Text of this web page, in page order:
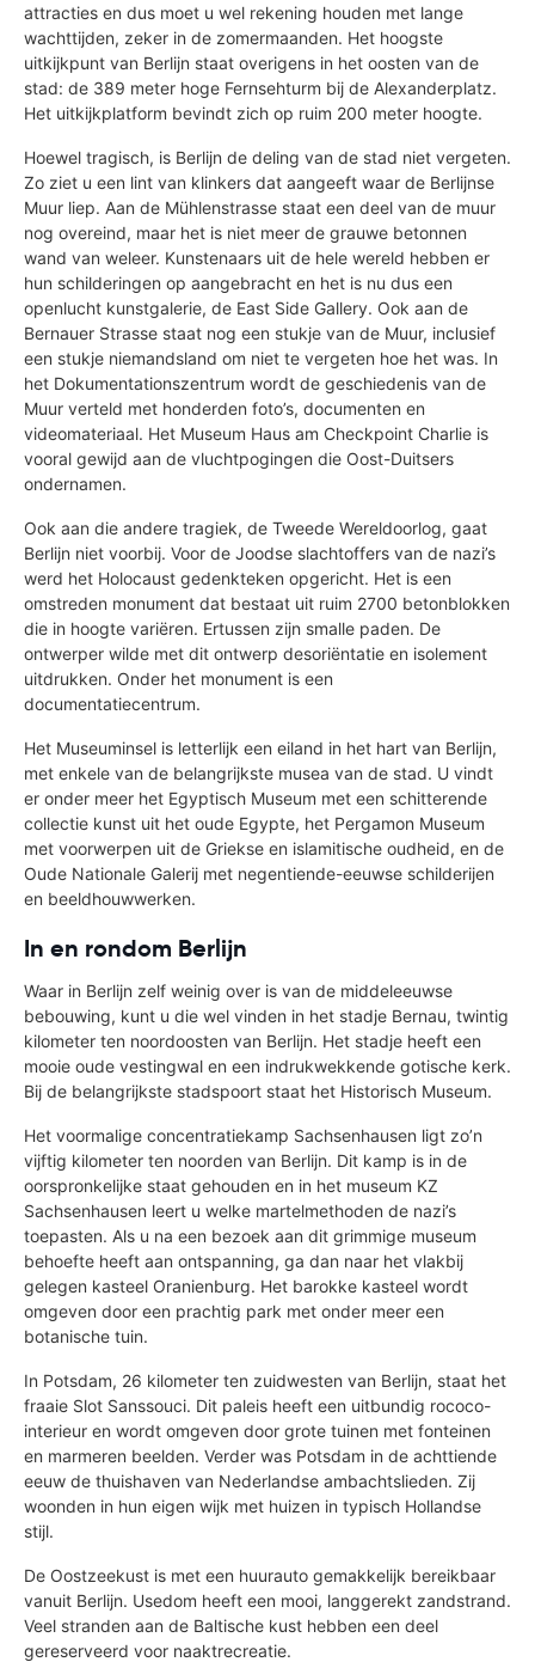
attracties en dus moet u wel rekening houden met lange
wachttijden, zeker in de zomermaanden. Het hoogste
uitkijkpunt van Berlijn staat overigens in het oosten van de
stad: de 389 meter hoge Fernsehturm bij de Alexanderplatz.
Het uitkijkplatform bevindt zich op ruim 200 meter hoogte.
Hoewel tragisch, is Berlijn de deling van de stad niet vergeten.
Zo ziet u een lint van klinkers dat aangeeft waar de Berlijnse
Muur liep. Aan de Mühlenstrasse staat een deel van de muur
nog overeind, maar het is niet meer de grauwe betonnen
wand van weleer. Kunstenaars uit de hele wereld hebben er
hun schilderingen op aangebracht en het is nu dus een
openlucht kunstgalerie, de East Side Gallery. Ook aan de
Bernauer Strasse staat nog een stukje van de Muur, inclusief
een stukje niemandsland om niet te vergeten hoe het was. In
het Dokumentationszentrum wordt de geschiedenis van de
Muur verteld met honderden foto’s, documenten en
videomateriaal. Het Museum Haus am Checkpoint Charlie is
vooral gewijd aan de vluchtpogingen die Oost-Duitsers
ondernamen.
Ook aan die andere tragiek, de Tweede Wereldoorlog, gaat
Berlijn niet voorbij. Voor de Joodse slachtoffers van de nazi’s
werd het Holocaust gedenkteken opgericht. Het is een
omstreden monument dat bestaat uit ruim 2700 betonblokken
die in hoogte variëren. Ertussen zijn smalle paden. De
ontwerper wilde met dit ontwerp desoriëntatie en isolement
uitdrukken. Onder het monument is een
documentatiecentrum.
Het Museuminsel is letterlijk een eiland in het hart van Berlijn,
met enkele van de belangrijkste musea van de stad. U vindt
er onder meer het Egyptisch Museum met een schitterende
collectie kunst uit het oude Egypte, het Pergamon Museum
met voorwerpen uit de Griekse en islamitische oudheid, en de
Oude Nationale Galerij met negentiende-eeuwse schilderijen
en beeldhouwwerken.
In en rondom Berlijn
Waar in Berlijn zelf weinig over is van de middeleeuwse
bebouwing, kunt u die wel vinden in het stadje Bernau, twintig
kilometer ten noordoosten van Berlijn. Het stadje heeft een
mooie oude vestingwal en een indrukwekkende gotische kerk.
Bij de belangrijkste stadspoort staat het Historisch Museum.
Het voormalige concentratiekamp Sachsenhausen ligt zo’n
vijftig kilometer ten noorden van Berlijn. Dit kamp is in de
oorspronkelijke staat gehouden en in het museum KZ
Sachsenhausen leert u welke martelmethoden de nazi’s
toepasten. Als u na een bezoek aan dit grimmige museum
behoefte heeft aan ontspanning, ga dan naar het vlakbij
gelegen kasteel Oranienburg. Het barokke kasteel wordt
omgeven door een prachtig park met onder meer een
botanische tuin.
In Potsdam, 26 kilometer ten zuidwesten van Berlijn, staat het
fraaie Slot Sanssouci. Dit paleis heeft een uitbundig rococo-
interieur en wordt omgeven door grote tuinen met fonteinen
en marmeren beelden. Verder was Potsdam in de achttiende
eeuw de thuishaven van Nederlandse ambachtslieden. Zij
woonden in hun eigen wijk met huizen in typisch Hollandse
stijl.
De Oostzeekust is met een huurauto gemakkelijk bereikbaar
vanuit Berlijn. Usedom heeft een mooi, langgerekt zandstrand.
Veel stranden aan de Baltische kust hebben een deel
gereserveerd voor naaktrecreatie.